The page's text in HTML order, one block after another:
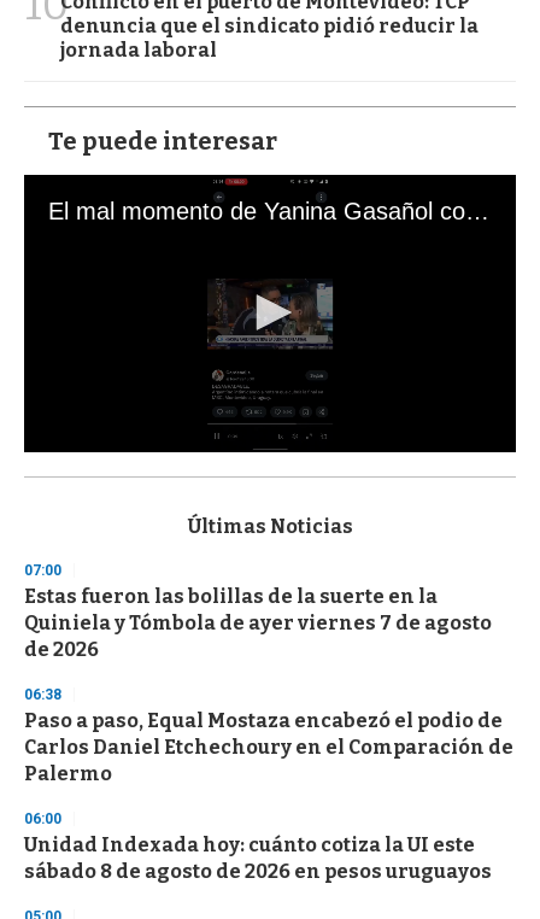
denuncia que el sindicato pidió reducir la
jornada laboral
Te puede interesar
El mal momento de Yanina Gasañol con un hincha argentino en "Subrayado"
s
d
s
o
f
3
s
e
c
o
n
Últimas Noticias
07:00
Estas fueron las bolillas de la suerte en la
Quiniela y Tómbola de ayer viernes 7 de agosto
de 2026
06:38
Paso a paso, Equal Mostaza encabezó el podio de
Carlos Daniel Etchechoury en el Comparación de
Palermo
06:00
Unidad Indexada hoy: cuánto cotiza la UI este
sábado 8 de agosto de 2026 en pesos uruguayos